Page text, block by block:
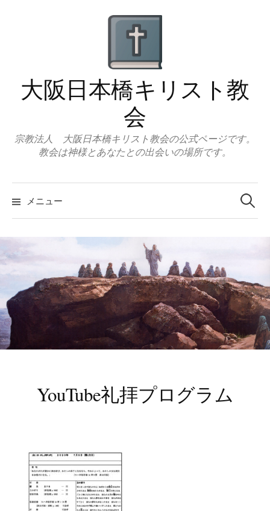
ッ
大阪日本橋キリスト教
会
宗教法人 大阪日本橋キリスト教会の公式ページです。
教会は神様とあなたとの出会いの場所です。
メニュー
検
索:
YouTube礼拝プログラム